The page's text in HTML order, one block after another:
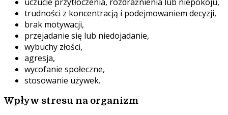
trudności z koncentracją i podejmowaniem decyzji,
brak motywacji,
przejadanie się lub niedojadanie,
wybuchy złości,
agresja,
wycofanie społeczne,
stosowanie używek.
Wpływ stresu na organizm